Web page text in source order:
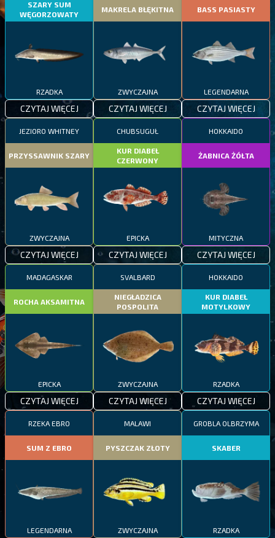
SZARY SUM
WĘGORZOWATY
RZADKA
CZYTAJ WIĘCEJ
MAKRELA BŁĘKITNA
ZWYCZAJNA
CZYTAJ WIĘCEJ
BASS PASIASTY
LEGENDARNA
CZYTAJ WIĘCEJ
JEZIORO WHITNEY
PRZYSSAWNIK SZARY
ZWYCZAJNA
CZYTAJ WIĘCEJ
CHUBSUGUŁ
KUR DIABEŁ
CZERWONY
EPICKA
CZYTAJ WIĘCEJ
HOKKAIDO
ŻABNICA ŻÓŁTA
MITYCZNA
CZYTAJ WIĘCEJ
MADAGASKAR
ROCHA AKSAMITNA
EPICKA
CZYTAJ WIĘCEJ
SVALBARD
NIEGŁADZICA
POSPOLITA
ZWYCZAJNA
CZYTAJ WIĘCEJ
HOKKAIDO
KUR DIABEŁ
MOTYLKOWY
RZADKA
CZYTAJ WIĘCEJ
RZEKA EBRO
SUM Z EBRO
LEGENDARNA
MALAWI
PYSZCZAK ZŁOTY
ZWYCZAJNA
GROBLA OLBRZYMA
SKABER
RZADKA